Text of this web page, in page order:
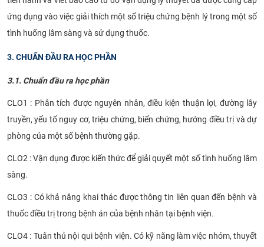
ứng dụng vào việc giải thích một số triệu chứng bệnh lý trong một số
tình huống lâm sàng và sử dụng thuốc.
3. CHUẨN ĐẦU RA HỌC PHẦN
3.1. Chuẩn đầu ra học phần
CLO1 : Phân tích được nguyên nhân, điều kiện thuận lợi, đường lây
truyền, yếu tố nguy cơ, triệu chứng, biến chứng, hướng điều trị và dự
phòng của một số bệnh thường gặp.
CLO2 : Vận dụng được kiến thức để giải quyết một số tình huống lâm
sàng.
CLO3 : Có khả năng khai thác được thông tin liên quan đến bệnh và
thuốc điều trị trong bệnh án của bệnh nhân tại bệnh viện.
CLO4 : Tuân thủ nội qui bệnh viện. Có kỹ năng làm việc nhóm, thuyết